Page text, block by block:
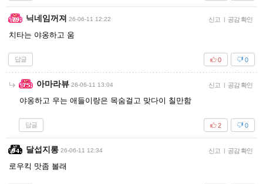
닉네임꺼져 26-06-11 12:22 신고 | 공감 확인
치타는 야옹하고 움
답글 0
0
아마라뷰 26-06-11 13:04 신고 | 공감 확인
야옹하고 우는 애들이랑은 목숨걸고 맞다이 칠만함
답글 0
2
달섭지롱 26-06-11 12:34 신고 | 공감 확인
로우킥 맛좀 볼래